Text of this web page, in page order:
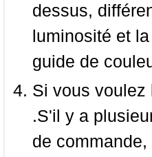
dessus,
luminosité et
guide de
Si vous voulez
.S'il y a
de